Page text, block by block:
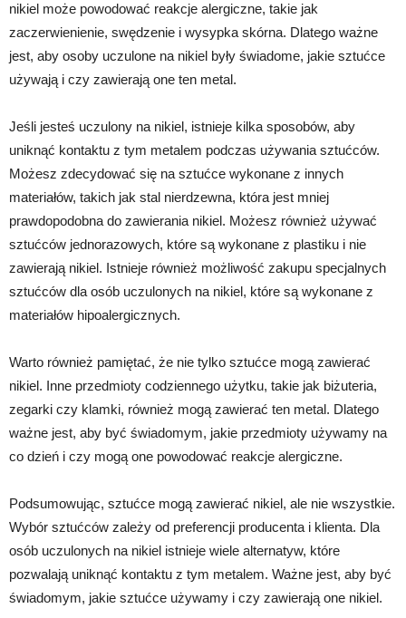
nikiel może powodować reakcje alergiczne, takie jak
zaczerwienienie, swędzenie i wysypka skórna. Dlatego ważne
jest, aby osoby uczulone na nikiel były świadome, jakie sztućce
używają i czy zawierają one ten metal.
Jeśli jesteś uczulony na nikiel, istnieje kilka sposobów, aby
uniknąć kontaktu z tym metalem podczas używania sztućców.
Możesz zdecydować się na sztućce wykonane z innych
materiałów, takich jak stal nierdzewna, która jest mniej
prawdopodobna do zawierania nikiel. Możesz również używać
sztućców jednorazowych, które są wykonane z plastiku i nie
zawierają nikiel. Istnieje również możliwość zakupu specjalnych
sztućców dla osób uczulonych na nikiel, które są wykonane z
materiałów hipoalergicznych.
Warto również pamiętać, że nie tylko sztućce mogą zawierać
nikiel. Inne przedmioty codziennego użytku, takie jak biżuteria,
zegarki czy klamki, również mogą zawierać ten metal. Dlatego
ważne jest, aby być świadomym, jakie przedmioty używamy na
co dzień i czy mogą one powodować reakcje alergiczne.
Podsumowując, sztućce mogą zawierać nikiel, ale nie wszystkie.
Wybór sztućców zależy od preferencji producenta i klienta. Dla
osób uczulonych na nikiel istnieje wiele alternatyw, które
pozwalają uniknąć kontaktu z tym metalem. Ważne jest, aby być
świadomym, jakie sztućce używamy i czy zawierają one nikiel.